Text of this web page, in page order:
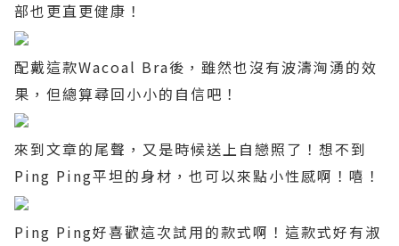
部也更直更健康！
配戴這款Wacoal Bra後，雖然也沒有波濤洶湧的效
果，但總算尋回小小的自信吧！
來到文章的尾聲，又是時候送上自戀照了！想不到
Ping Ping平坦的身材，也可以來點小性感啊！嘻！
Ping Ping好喜歡這次試用的款式啊！這款式好有淑